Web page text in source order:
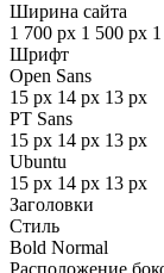
Ширина сайта
1 700 px 1 500 px
Шрифт
Open Sans
15 px 14 px 13 px
PT Sans
15 px 14 px 13 px
Ubuntu
15 px 14 px 13 px
Заголовки
Стиль
Bold Normal
Расположение